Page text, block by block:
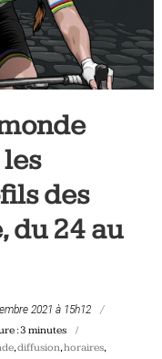
des
du 24 au
2021 à 15h12
:3 minutes
,diffusion,horaires,